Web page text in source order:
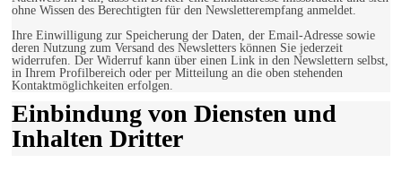
ohne Wissen des Berechtigten für den Newsletterempfang anmeldet.
Ihre Einwilligung zur Speicherung der Daten, der Email-Adresse sowie
deren Nutzung zum Versand des Newsletters können Sie jederzeit
widerrufen. Der Widerruf kann über einen Link in den Newslettern selbst,
in Ihrem Profilbereich oder per Mitteilung an die oben stehenden
Kontaktmöglichkeiten erfolgen.
Einbindung von Diensten und
Inhalten Dritter